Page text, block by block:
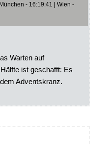
- 16:19:41 | Wien -
Warten auf
ist geschafft: Es
Adventskranz.